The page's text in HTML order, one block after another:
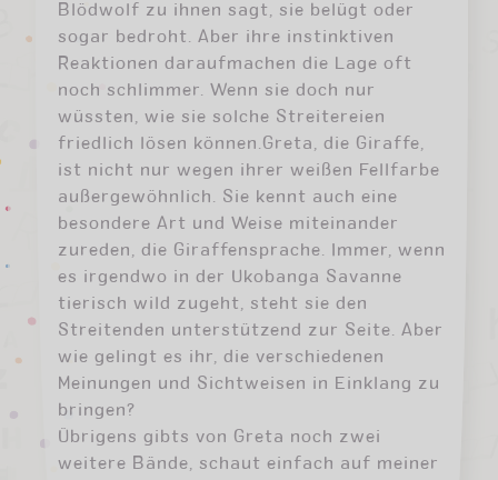
Blödwolf zu ihnen sagt, sie belügt oder
sogar bedroht. Aber ihre instinktiven
Reaktionen daraufmachen die Lage oft
noch schlimmer. Wenn sie doch nur
wüssten, wie sie solche Streitereien
friedlich lösen können.Greta, die Giraffe,
ist nicht nur wegen ihrer weißen Fellfarbe
außergewöhnlich. Sie kennt auch eine
besondere Art und Weise miteinander
zureden, die Giraffensprache. Immer, wenn
es irgendwo in der Ukobanga Savanne
tierisch wild zugeht, steht sie den
Streitenden unterstützend zur Seite. Aber
wie gelingt es ihr, die verschiedenen
Meinungen und Sichtweisen in Einklang zu
bringen?
Übrigens gibts von Greta noch zwei
weitere Bände, schaut einfach auf meiner